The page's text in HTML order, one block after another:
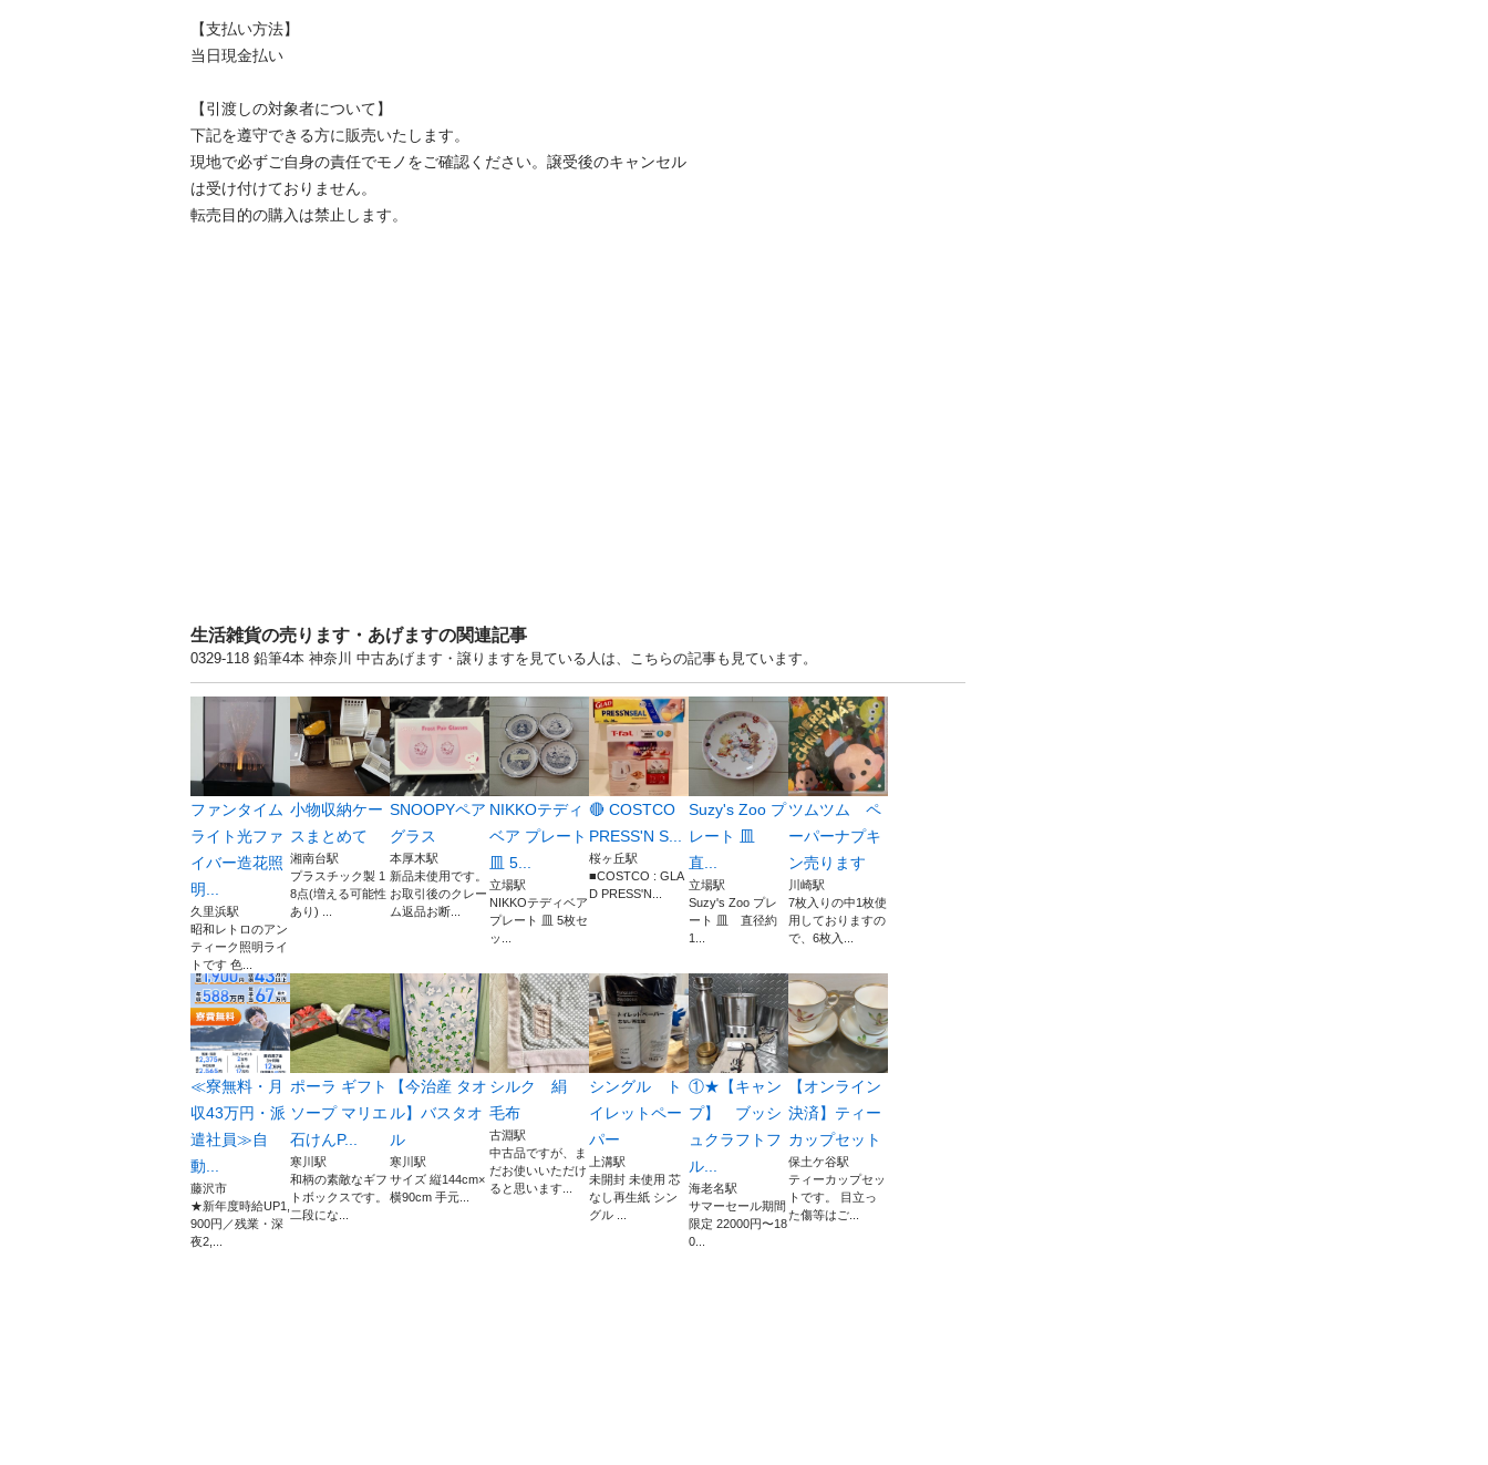
【⽀払い⽅法】
当日現金払い
【引渡しの対象者について】
下記を遵守できる⽅に販売いたします。
現地で必ずご⾃⾝の責任でモノをご確認ください。譲受後のキャンセル
は受け付けておりません。
転売⽬的の購⼊は禁⽌します。
生活雑貨の売ります・あげますの関連記事
0329-118 鉛筆4本 神奈川 中古あげます・譲りますを見ている人は、こちらの記事も見ています。
ファンタイム
ライト光ファ
イバー造花照
明...
久里浜駅
昭和レトロのアン
ティーク照明ライ
トです 色...
小物収納ケー
スまとめて
湘南台駅
プラスチック製 1
8点(増える可能性
あり) ...
SNOOPYペア
グラス
本厚木駅
新品未使用です。
お取引後のクレー
ム返品お断...
NIKKOテディ
ベア プレート
皿 5...
立場駅
NIKKOテディベア
プレート 皿 5枚セ
ッ...
🔴 COSTCO
PRESS'N S...
桜ヶ丘駅
■COSTCO : GLA
D PRESS'N...
Suzy's Zoo プ
レート 皿
直...
立場駅
Suzy's Zoo プレ
ート 皿 直径約
1...
ツムツム ペ
ーパーナプキ
ン売ります
川崎駅
7枚入りの中1枚使
用しておりますの
で、6枚入...
≪寮無料・月
収43万円・派
遣社員≫自
動...
藤沢市
★新年度時給UP1,
900円／残業・深
夜2,...
ポーラ ギフト
ソープ マリエ
石けんP...
寒川駅
和柄の素敵なギフ
トボックスです。
二段にな...
【今治産 タオ
ル】バスタオ
ル
寒川駅
サイズ 縦144cm×
横90cm 手元...
シルク 絹
毛布
古淵駅
中古品ですが、ま
だお使いいただけ
ると思います...
シングル ト
イレットペー
パー
上溝駅
未開封 未使用 芯
なし再生紙 シン
グル ...
①★【キャン
プ】 ブッシ
ュクラフトフ
ル...
海老名駅
サマーセール期間
限定 22000円〜18
0...
【オンライン
決済】ティー
カップセット
保土ケ谷駅
ティーカップセッ
トです。 目立っ
た傷等はご...